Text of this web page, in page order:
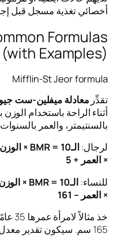
أخصائي تغذية مسجل قبل
Formulas
Examples)
Mifflin-St Jeor formula
تقدِّرمعادلة ميفلين‑ست
أثناء الراحة باستخدام
بالسنتيمتر، والعمر
لرجال:
× العمر + 5
للنساء:
× العمر – 161
165 سم. سيكون تقدير معدل الأيض الأساسي لها: